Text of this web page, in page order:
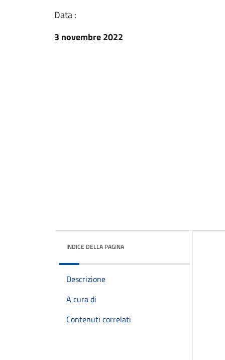
Data :
3 novembre 2022
INDICE DELLA PAGINA
Descrizione
A cura di
Contenuti correlati